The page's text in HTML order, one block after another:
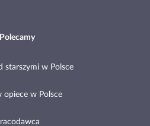
Polecamy
starszymi w Polsce
opiece w Polsce